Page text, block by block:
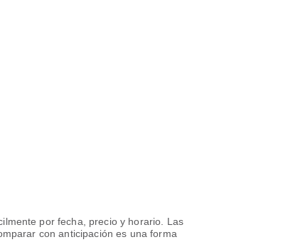
por fecha, precio y horario. Las
con anticipación es una forma